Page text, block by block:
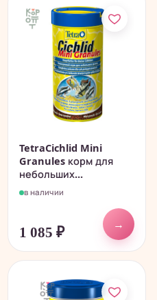
TetraCichlid Mini
Granules корм для
небольших...
в наличии
1 085 ₽
→